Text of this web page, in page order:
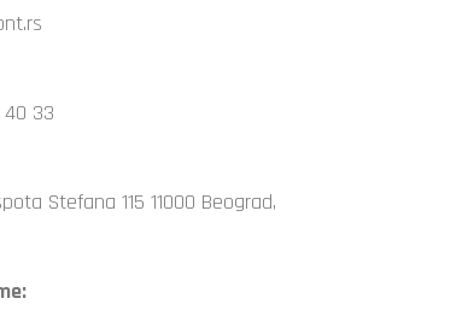
40 33
Stefana 115 11000 Beograd,